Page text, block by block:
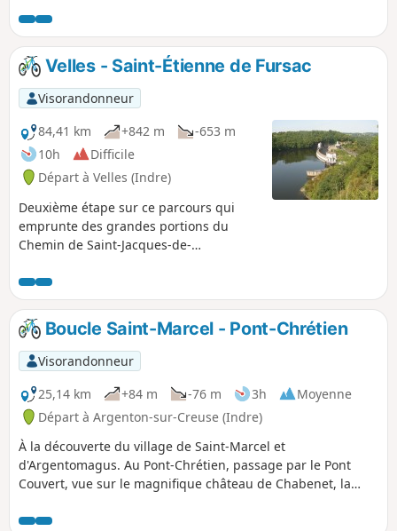
Jaune.
Velles - Saint-Étienne de Fursac
Visorandonneur
84,41 km
+842 m
-653 m
10h
Difficile
Départ à Velles (Indre)
Deuxième étape sur ce parcours qui
emprunte des grandes portions du
Chemin de Saint-Jacques-de-
témoignage des pèlerins.
Boucle Saint-Marcel - Pont-Chrétien
Visorandonneur
25,14 km
+84 m -76 m 3h
Moyenne
Départ à Argenton-sur-Creuse (Indre)
À la découverte du village de Saint-Marcel et
d'Argentomagus. Au Pont-Chrétien, passage par le Pont
Couvert, vue sur le magnifique château de Chabenet, la
verte...